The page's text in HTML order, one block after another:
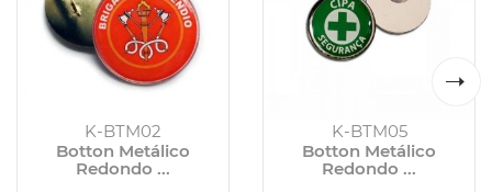
K-BTM02
Botton Metálico
Redondo ...
K-BTM05
Botton Metálico
Redondo ...